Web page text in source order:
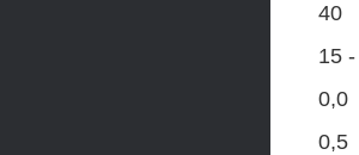
40
15 -
0,0
0,5